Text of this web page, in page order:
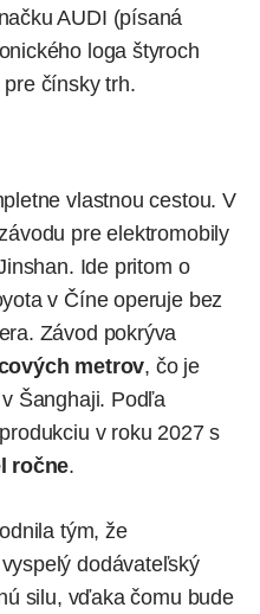
AUDI (písaná
loga štyroch
čínsky trh.
vlastnou cestou. V
pre elektromobily
Ide pritom o
v Číne operuje bez
Závod pokrýva
metrov, čo je
Šanghaji. Podľa
v roku 2027 s
ročne.
tým, že
dodávateľský
silu, vďaka čomu bude